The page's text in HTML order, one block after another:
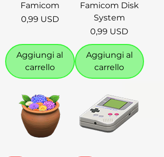
Famicom
Prezzo
0,99 USD
Aggiungi al
carrello
Famicom Disk
System
Prezzo
0,99 USD
Aggiungi al
carrello